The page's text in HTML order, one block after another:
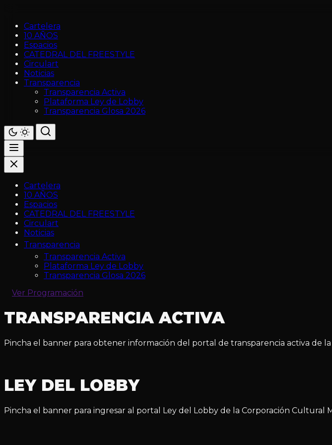
Cartelera
10 AÑOS
Espacios
CATEDRAL DEL FREESTYLE
Circulart
Noticias
Transparencia
Transparencia Activa
Plataforma Ley de Lobby
Transparencia Glosa 2026
Cartelera
10 AÑOS
Espacios
CATEDRAL DEL FREESTYLE
Circulart
Noticias
Transparencia
Transparencia Activa
Plataforma Ley de Lobby
Transparencia Glosa 2026
Ver Programación
TRANSPARENCIA ACTIVA
Pincha el banner para obtener información del portal de transparencia activa de
LEY DEL LOBBY
Pincha el banner para ingresar al portal Ley del Lobby de la Corporación Cultural